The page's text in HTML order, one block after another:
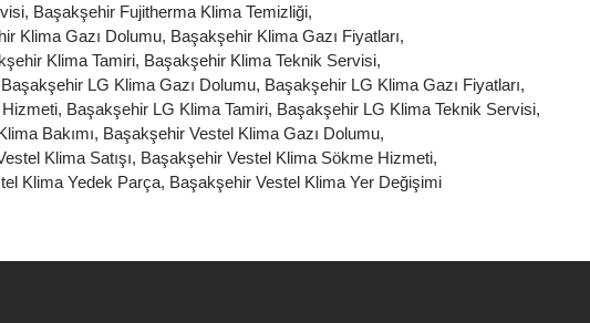
, Başakşehir Fujitherma Klima Temizliği,
Klima Gazı Dolumu, Başakşehir Klima Gazı Fiyatları,
Klima Tamiri, Başakşehir Klima Teknik Servisi,
Başakşehir LG Klima Gazı Dolumu, Başakşehir LG Klima Gazı Fiyatları,
, Başakşehir LG Klima Tamiri, Başakşehir LG Klima Teknik Servisi,
Bakımı, Başakşehir Vestel Klima Gazı Dolumu,
Klima Satışı, Başakşehir Vestel Klima Sökme Hizmeti,
Klima Yedek Parça, Başakşehir Vestel Klima Yer Değişimi